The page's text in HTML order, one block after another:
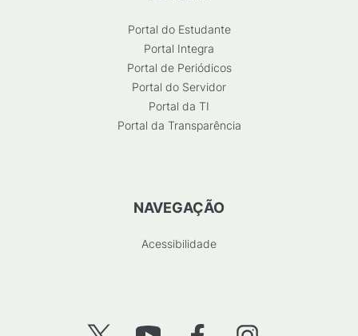
Portal do Estudante
Portal Integra
Portal de Periódicos
Portal do Servidor
Portal da TI
Portal da Transparência
NAVEGAÇÃO
Acessibilidade